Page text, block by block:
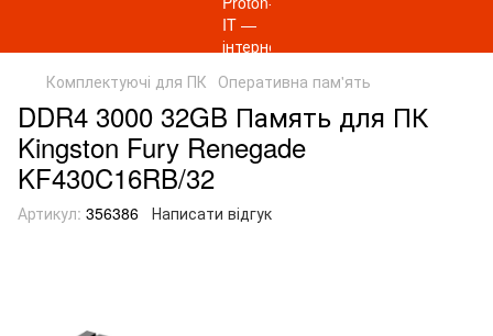
Комплектуючі для ПК Оперативна пам'ять
DDR4 3000 32GB Память для ПК
Kingston Fury Renegade
KF430C16RB/32
Артикул: 356386 Написати відгук